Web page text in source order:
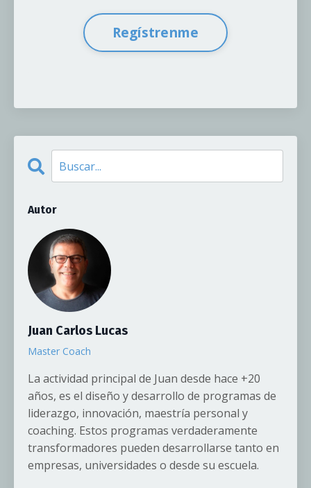
Regístrenme
Autor
Juan Carlos Lucas
Master Coach
La actividad principal de Juan desde hace +20
años, es el diseño y desarrollo de programas de
liderazgo, innovación, maestría personal y
coaching. Estos programas verdaderamente
transformadores pueden desarrollarse tanto en
empresas, universidades o desde su escuela.